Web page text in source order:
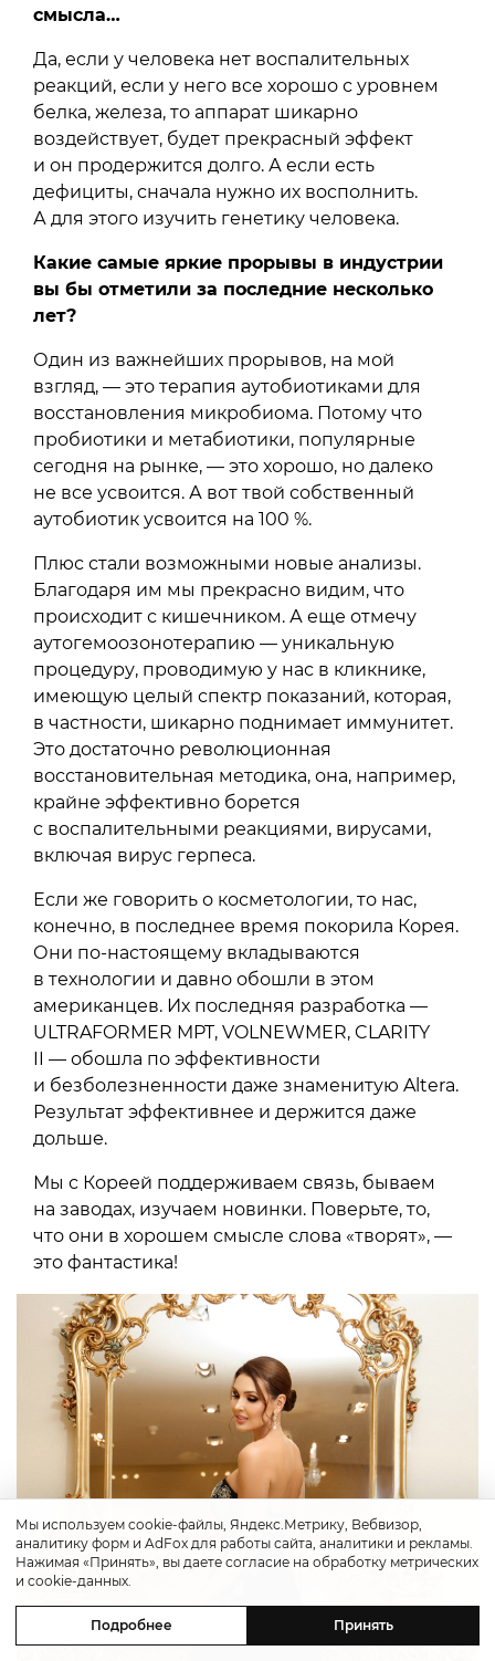
смысла…
Да, если у человека нет воспалительных
реакций, если у него все хорошо с уровнем
белка, железа, то аппарат шикарно
воздействует, будет прекрасный эффект
и он продержится долго. А если есть
дефициты, сначала нужно их восполнить.
А для этого изучить генетику человека.
Какие самые яркие прорывы в индустрии
вы бы отметили за последние несколько
лет?
Один из важнейших прорывов, на мой
взгляд, — это терапия аутобиотиками для
восстановления микробиома. Потому что
пробиотики и метабиотики, популярные
сегодня на рынке, — это хорошо, но далеко
не все усвоится. А вот твой собственный
аутобиотик усвоится на 100 %.
Плюс стали возможными новые анализы.
Благодаря им мы прекрасно видим, что
происходит с кишечником. А еще отмечу
аутогемоозонотерапию — уникальную
процедуру, проводимую у нас в кликнике,
имеющую целый спектр показаний, которая,
в частности, шикарно поднимает иммунитет.
Это достаточно революционная
восстановительная методика, она, например,
крайне эффективно борется
с воспалительными реакциями, вирусами,
включая вирус герпеса.
Если же говорить о косметологии, то нас,
конечно, в последнее время покорила Корея.
Они по-настоящему вкладываются
в технологии и давно обошли в этом
американцев. Их последняя разработка —
ULTRAFORMER MPT, VOLNEWMER, CLARITY
II — обошла по эффективности
и безболезненности даже знаменитую Altera.
Результат эффективнее и держится даже
дольше.
Мы с Кореей поддерживаем связь, бываем
на заводах, изучаем новинки. Поверьте, то,
что они в хорошем смысле слова «творят», —
это фантастика!
Мы используем cookie-файлы, Яндекс.Метрику, Вебвизор,
аналитику форм и AdFox для работы сайта, аналитики и рекламы.
Нажимая «Принять», вы даете согласие на обработку метрических
и cookie-данных.
Подробнее Принять